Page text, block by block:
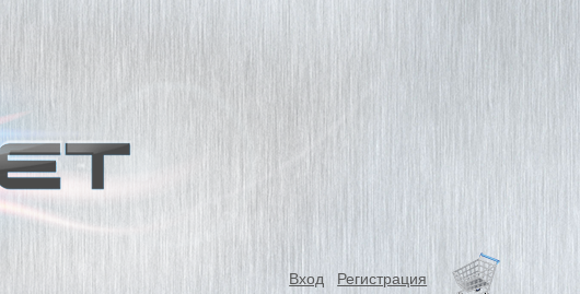
Вход Регистрация